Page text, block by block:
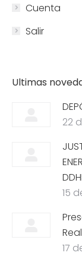
Cuenta
Salir
Ultimas
22
15
17